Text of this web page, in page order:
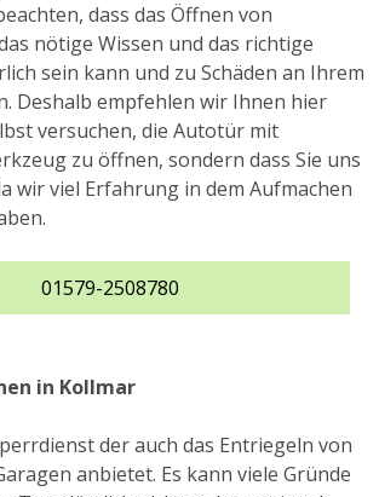
dass das Öffnen von
nötige Wissen und das richtige
sein kann und zu Schäden an Ihrem
Deshalb empfehlen wir Ihnen hier
versuchen, die Autotür mit
zu öffnen, sondern dass Sie uns
wir viel Erfahrung in dem Aufmachen
01579-2508780
in Kollmar
der auch das Entriegeln von
anbietet. Es kann viele Gründe